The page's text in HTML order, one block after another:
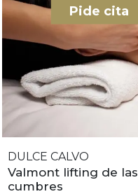
Pide cita
DULCE CALVO
Valmont lifting de las
cumbres